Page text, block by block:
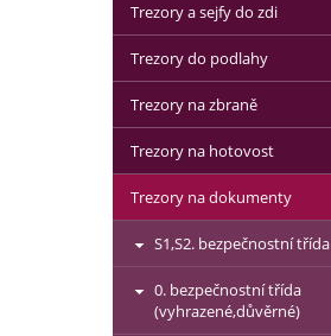
Trezory a sejfy do zdi
Trezory do podlahy
Trezory na zbraně
Trezory na hotovost
Trezory na dokumenty
S1,S2. bezpečnostní třída
0. bezpečnostní třída
(vyhrazené,důvěrné)